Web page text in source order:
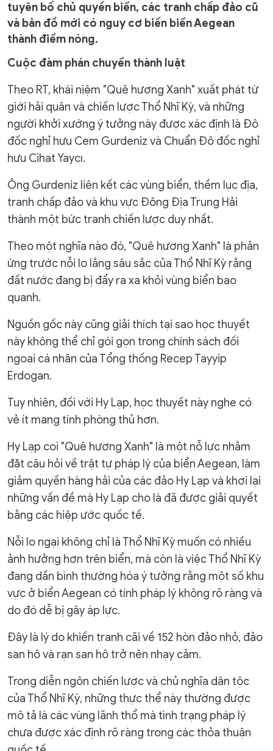
tuyên bố chủ quyền biển, các tranh chấp đảo cũ
và bản đồ mới có nguy cơ biến biển Aegean
thành điểm nóng.
Cuộc đàm phán chuyển thành luật
Theo RT, khái niệm "Quê hương Xanh" xuất phát từ
giới hải quân và chiến lược Thổ Nhĩ Kỳ, và những
người khởi xướng ý tưởng này được xác định là Đô
đốc nghỉ hưu Cem Gurdeniz và Chuẩn Đô đốc nghỉ
hưu Cihat Yaycı.
Ông Gurdeniz liên kết các vùng biển, thềm lục địa,
tranh chấp đảo và khu vực Đông Địa Trung Hải
thành một bức tranh chiến lược duy nhất.
Theo một nghĩa nào đó, "Quê hương Xanh" là phản
ứng trước nỗi lo lắng sâu sắc của Thổ Nhĩ Kỳ rằng
đất nước đang bị đẩy ra xa khỏi vùng biển bao
quanh.
Nguồn gốc này cũng giải thích tại sao học thuyết
này không thể chỉ gói gọn trong chính sách đối
ngoại cá nhân của Tổng thống Recep Tayyip
Erdogan.
Tuy nhiên, đối với Hy Lạp, học thuyết này nghe có
vẻ ít mang tính phòng thủ hơn.
Hy Lạp coi "Quê hương Xanh" là một nỗ lực nhằm
đặt câu hỏi về trật tự pháp lý của biển Aegean, làm
giảm quyền hàng hải của các đảo Hy Lạp và khơi lại
những vấn đề mà Hy Lạp cho là đã được giải quyết
bằng các hiệp ước quốc tế.
Nỗi lo ngại không chỉ là Thổ Nhĩ Kỳ muốn có nhiều
ảnh hưởng hơn trên biển, mà còn là việc Thổ Nhĩ Kỳ
đang dần bình thường hóa ý tưởng rằng một số khu
vực ở biển Aegean có tính pháp lý không rõ ràng và
do đó dễ bị gây áp lực.
Đây là lý do khiến tranh cãi về 152 hòn đảo nhỏ, đảo
san hô và rạn san hô trở nên nhạy cảm.
Trong diễn ngôn chiến lược và chủ nghĩa dân tộc
của Thổ Nhĩ Kỳ, những thực thể này thường được
mô tả là các vùng lãnh thổ mà tình trạng pháp lý
chưa được xác định rõ ràng trong các thỏa thuận